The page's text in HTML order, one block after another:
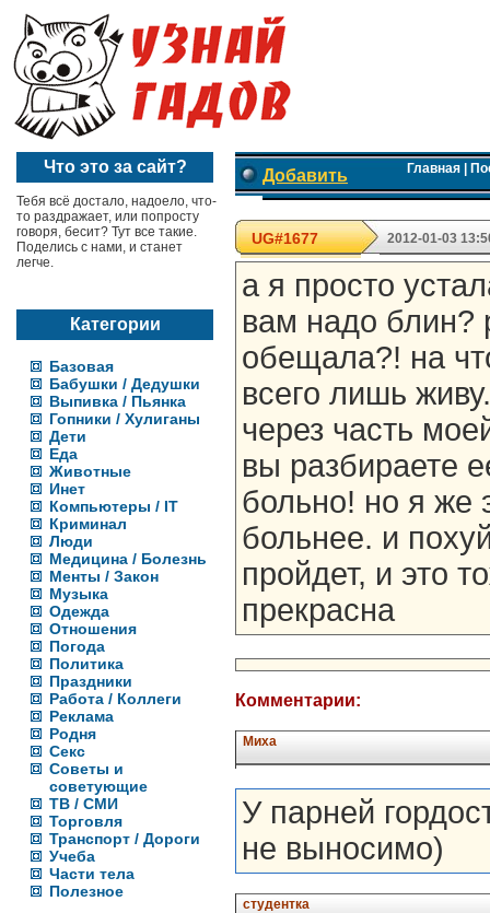
Что это за сайт?
Тебя всё достало, надоело, что-
то раздражает, или попросту
говоря, бесит? Тут все такие.
Поделись с нами, и станет
легче.
Категории
Базовая
Бабушки / Дедушки
Выпивка / Пьянка
Гопники / Хулиганы
Дети
Еда
Животные
Инет
Компьютеры / IT
Криминал
Люди
Медицина / Болезнь
Менты / Закон
Музыка
Одежда
Отношения
Погода
Политика
Праздники
Работа / Коллеги
Реклама
Родня
Секс
Советы и
советующие
ТВ / СМИ
Торговля
Транспорт / Дороги
Учеба
Части тела
Полезное
Добавить Главная|
UG#1677 2012-01-03
а я просто
вам надо блин?
обещала?! на
всего лишь
через часть
вы разбираете
больно! но я же
больнее. и
пройдет, и это
прекрасна
Комментарии:
Миха
У парней
не выносимо)
студентка